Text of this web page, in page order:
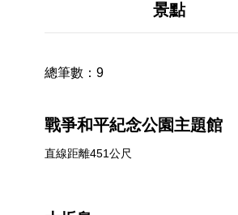
景點
總筆數： 9
戰爭和平紀念公園主題館
直線距離451公尺